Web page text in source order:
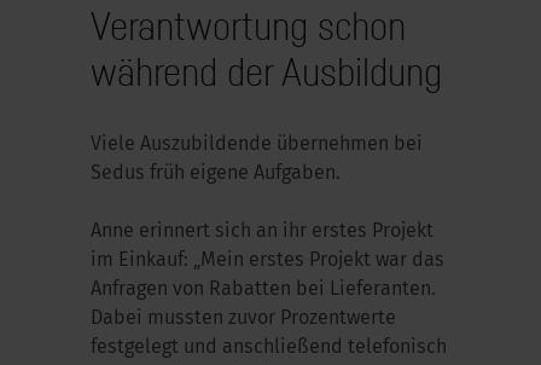
Verantwortung schon
während der Ausbildung
Viele Auszubildende übernehmen bei
Sedus früh eigene Aufgaben.
Anne erinnert sich an ihr erstes Projekt
im Einkauf: „Mein erstes Projekt war das
Anfragen von Rabatten bei Lieferanten.
Dabei mussten zuvor Prozentwerte
festgelegt und anschließend telefonisch